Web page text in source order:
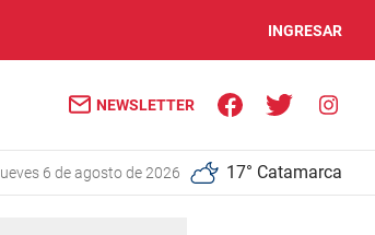
INGRESAR
NEWSLETTER
jueves 6 de agosto de 2026 17° Catamarca